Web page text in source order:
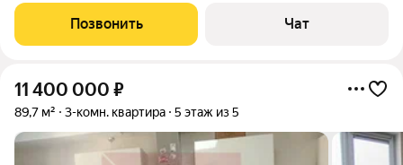
используя самые качественные
Позвонить Чат
11 400 000 ₽
89,7 м² 3-комн. квартира 5 этаж из 5